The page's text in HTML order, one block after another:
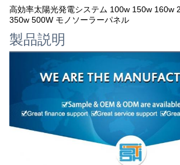
高効率太陽光発電システム 100w 150w 160w
350w 500W モノソーラーパネル
製品説明